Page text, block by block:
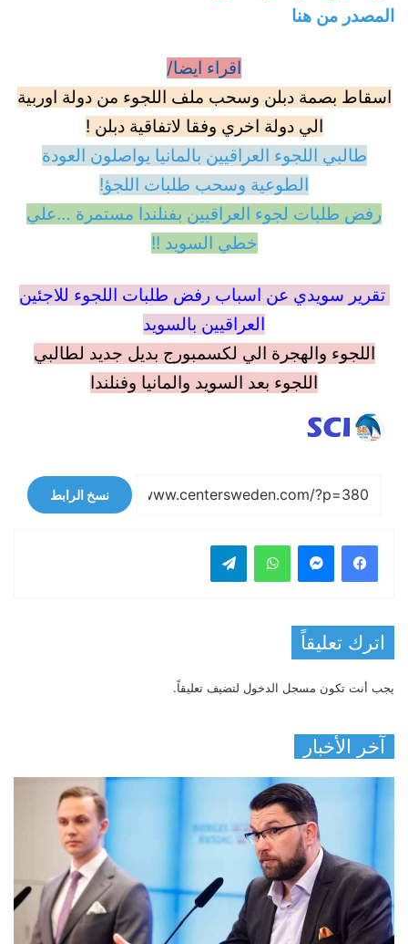
المصدر من هنا
اقراء ايضا/
اسقاط بصمة دبلن وسحب ملف اللجوء من دولة اوربية
الي دولة اخري وفقا لاتفاقية دبلن !
طالبي اللجوء العراقيين بالمانيا يواصلون العودة
الطوعية وسحب طلبات اللجؤ!
رفض طلبات لجوء العراقيين بفنلندا مستمرة …علي
خطي السويد !!
تقرير سويدي عن اسباب رفض طلبات اللجوء للاجئين
العراقيين بالسويد
اللجوء والهجرة الي لكسمبورج بديل جديد لطالبي
اللجوء بعد السويد والمانيا وفنلندا
نسخ الرابط
فيسبوك واتساب
اترك تعليقاً
يجب أنت تكون مسجل الدخول لتضيف تعليقاً.
آخر الأخبار